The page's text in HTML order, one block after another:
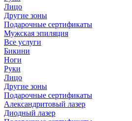
Лицо
Другие зоны
Подарочные сертификаты
Мужская эпиляция
Все услуги
Бикини
Ноги
Руки
Лицо
Другие зоны
Подарочные сертификаты
Александритовый лазер
Диодный лазер